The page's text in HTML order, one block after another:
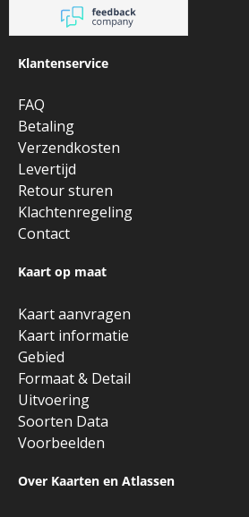
Klantenservice
FAQ
Betaling
Verzendkosten
Levertijd
Retour sturen
Klachtenregeling
Contact
Kaart op maat
Kaart aanvragen
Kaart informatie
Gebied
Formaat & Detail
Uitvoering
Soorten Data
Voorbeelden
Over Kaarten en Atlassen